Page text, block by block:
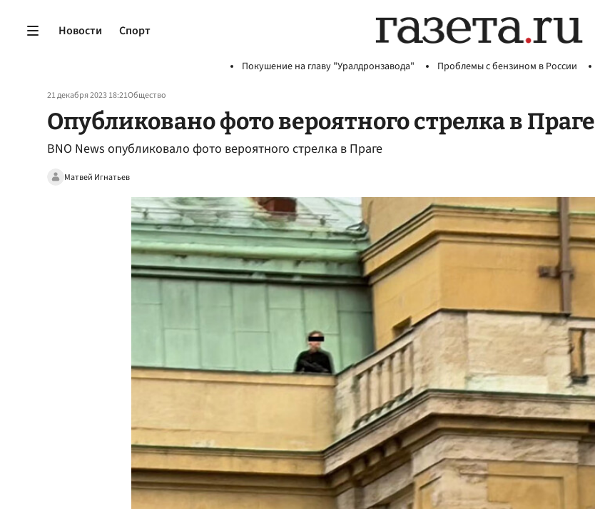
Новости Спорт
Покушение на главу "Уралдронзавода" Проблемы с бензином в России
21 декабря 2023 18:21Общество
Опубликовано фото вероятного стрелка в Праге
BNO News опубликовало фото вероятного стрелка в Праге
Матвей Игнатьев